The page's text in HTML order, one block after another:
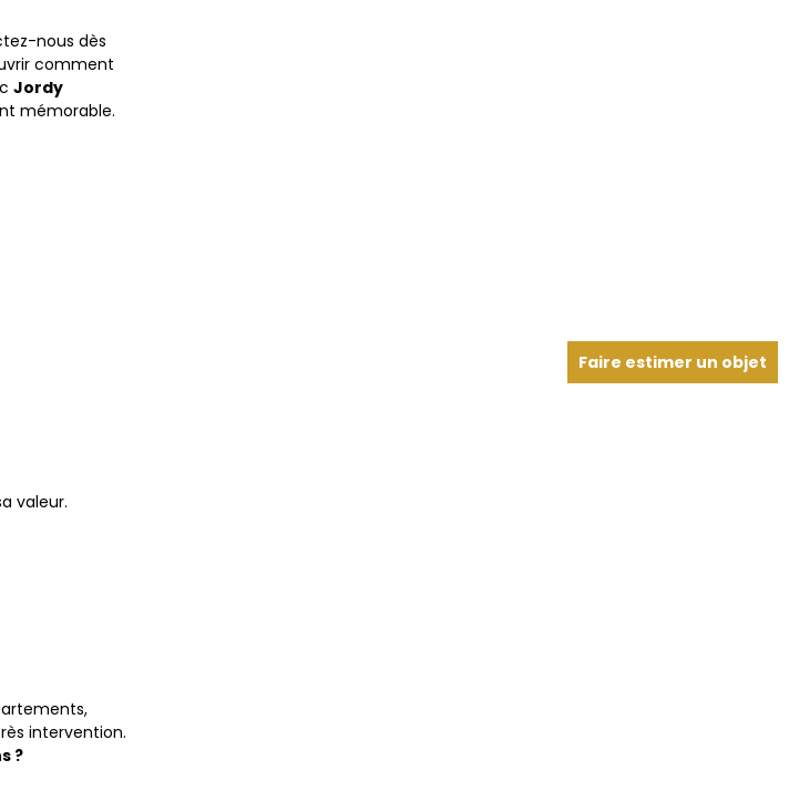
nous dès
comment
Jordy
mémorable.
valeur.
intervention.
?
Faire estimer un objet